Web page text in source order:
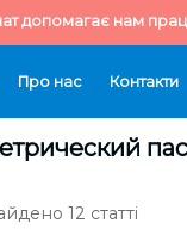
допомагає нам
Про нас Контакти
12 статті